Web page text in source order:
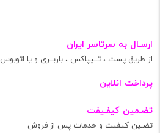
ارسـال به سرتاسر ایران
از طریق پست ، تــیپاکس ، باربــری و یا اتوبوس
پرداخت انلاین
تضـمین کیفـیفت
تضـین کیفیت و خدمات پس از فروش